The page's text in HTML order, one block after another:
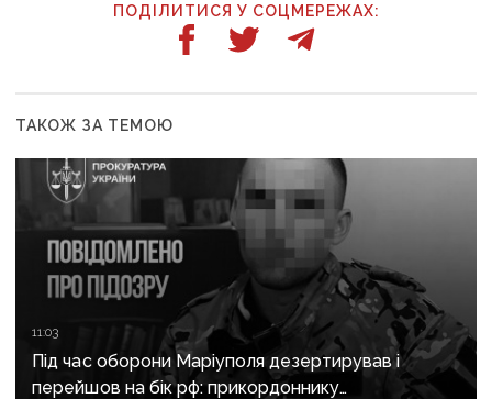
ПОДІЛИТИСЯ У СОЦМЕРЕЖАХ:
ТАКОЖ ЗА ТЕМОЮ
11:03
Під час оборони Маріуполя дезертирував і
перейшов на бік рф: прикордоннику